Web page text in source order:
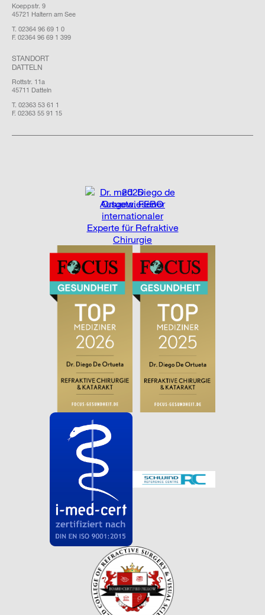
Koeppstr. 9
45721 Haltern am See
T. 02364 96 69 1 0
F. 02364 96 69 1 399
STANDORT
DATTELN
Rottstr. 11a
45711 Datteln
T. 02363 53 61 1
F. 02363 55 91 15
2025
Ausgewiesener
internationaler
Experte für Refraktive
Chirurgie